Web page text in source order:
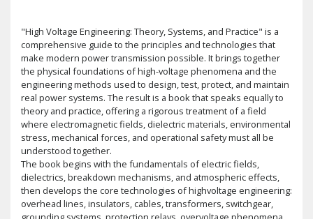
"High Voltage Engineering: Theory, Systems, and Practice" is a
comprehensive guide to the principles and technologies that
make modern power transmission possible. It brings together
the physical foundations of high-voltage phenomena and the
engineering methods used to design, test, protect, and maintain
real power systems. The result is a book that speaks equally to
theory and practice, offering a rigorous treatment of a field
where electromagnetic fields, dielectric materials, environmental
stress, mechanical forces, and operational safety must all be
understood together.
The book begins with the fundamentals of electric fields,
dielectrics, breakdown mechanisms, and atmospheric effects,
then develops the core technologies of highvoltage engineering:
overhead lines, insulators, cables, transformers, switchgear,